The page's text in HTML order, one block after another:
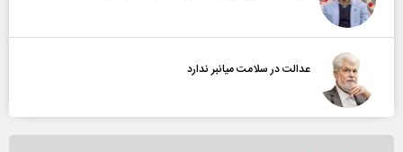
عدالت در سلامت میانبر ندارد